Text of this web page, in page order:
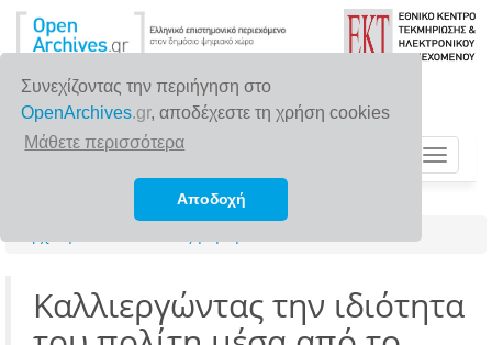
Συνεχίζοντας την περιήγηση στο
OpenArchives.gr, αποδέχεστε τη χρήση cookies
Μάθετε περισσότερα
Αποδοχή
Toggle
Καλλιεργώντας την ιδιότητα